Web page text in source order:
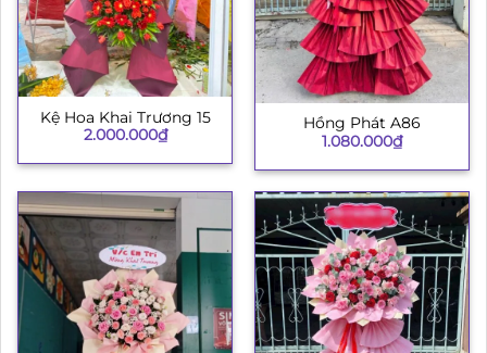
Kệ Hoa Khai Trương 15
2.000.000₫
Hồng Phát A86
1.080.000₫